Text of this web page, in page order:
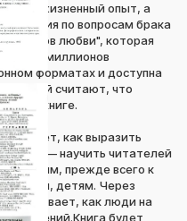
жизненный опыт, а
по вопросам брака
языков любви", которая
миллионов
форматах и доступна
считают, что
этой книге.
знает, как выразить
книги — научить читателей
ближним, прежде всего к
детям. Через
как люди на
будет